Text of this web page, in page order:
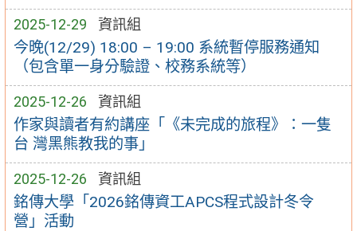
2025-12-29 資訊組
今晚(12/29) 18:00 – 19:00 系統暫停服務通知
（包含單一身分驗證、校務系統等）
2025-12-26 資訊組
作家與讀者有約講座「《未完成的旅程》：一隻
台 灣黑熊教我的事」
2025-12-26 資訊組
銘傳大學「2026銘傳資工APCS程式設計冬令
營」活動